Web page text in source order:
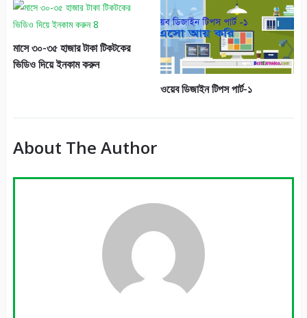
মাসে ৩০-৩৫ হাজার টাকা টিকটকের
ভিডিও দিয়ে ইনকাম করুন
ওয়েব ডিজাইন টিপস পার্ট-১
About The Author